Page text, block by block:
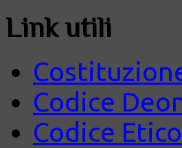
Link utili
Codice
Codice